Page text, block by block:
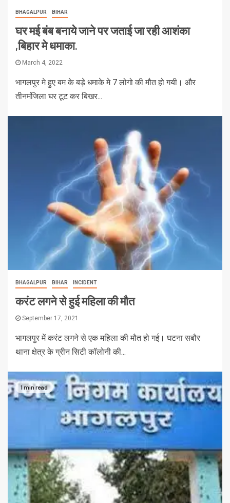
BHAGALPUR BIHAR
घर मई बंब बनाये जाने पर जताई जा रही आशंका
,बिहार मे धमाका.
March 4, 2022
भागलपुर मे हुए बम के बड़े धमाके मे 7 लोगो की मौत हो गयी। और
तीनमंजिला घर टूट कर बिखर...
BHAGALPUR BIHAR INCIDENT
करंट लगने से हुई महिला की मौत
September 17, 2021
भागलपुर में करंट लगने से एक महिला की मौत हो गई। घटना सबौर
थाना क्षेत्र के ग्रीन सिटी कॉलोनी की...
1 min read